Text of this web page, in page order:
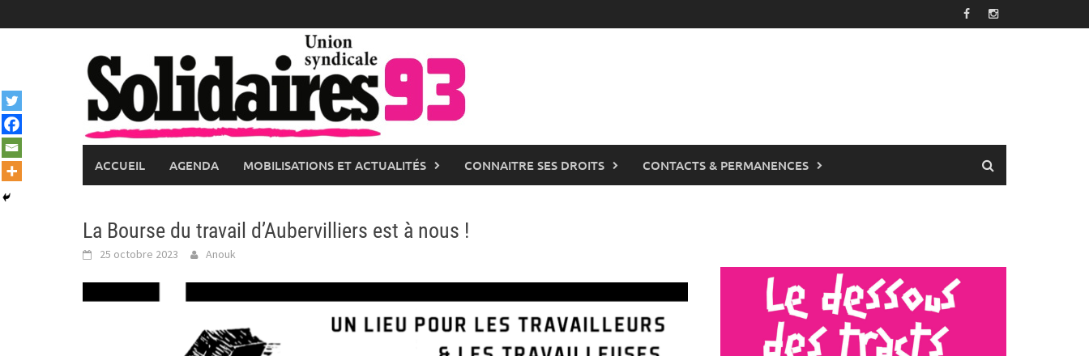
to
ACCUEIL AGENDA MOBILISATIONS ET ACTUALITÉS CONNAITRE SES DROITS CONTACTS & PERMANENCES
La Bourse du travail d’Aubervilliers est à nous !
25 octobre 2023 Anouk